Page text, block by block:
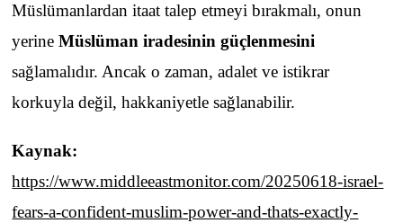
Müslümanlardan itaat talep etmeyi bırakmalı, onun
yerineMüslüman iradesinin güçlenmesini
sağlamalıdır. Ancak o zaman, adalet ve istikrar
korkuyla değil, hakkaniyetle sağlanabilir.
Kaynak:
https://www.middleeastmonitor.com/20250618-israel-
fears-a-confident-muslim-power-and-thats-exactly-